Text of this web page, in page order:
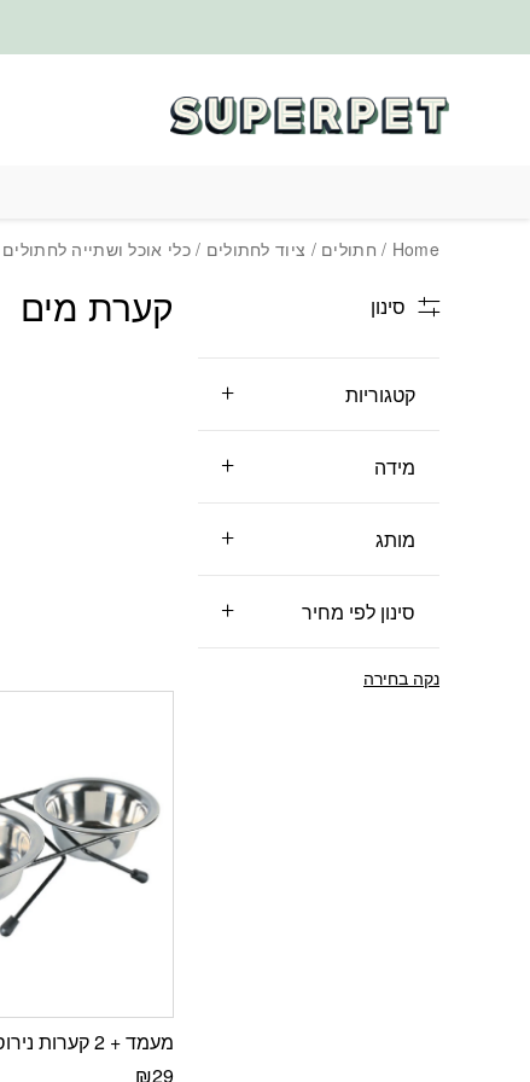
Home
/ חתולים / ציוד לחתולים /כלי אוכל ושתייה לחתולים
קערת מים סינון
קטגוריות
מידה
מותג
סינון לפי מחיר
נקה בחירה
מעמד + 2 קערות נירוסטה 12 ס”מ.
₪29